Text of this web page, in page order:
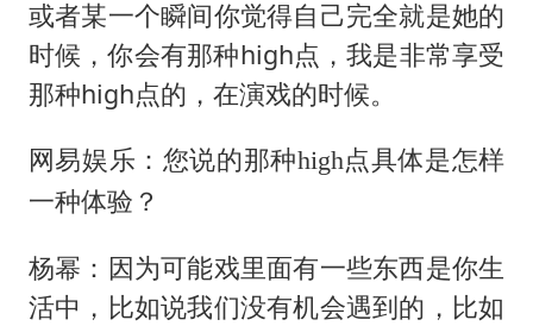
或者某一个瞬间你觉得自己完全就是她的
时候，你会有那种high点，我是非常享受
那种high点的，在演戏的时候。
网易娱乐：您说的那种high点具体是怎样
一种体验？
杨幂：因为可能戏里面有一些东西是你生
活中，比如说我们没有机会遇到的，比如